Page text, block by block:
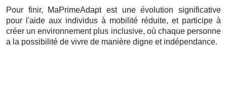
Pour finir, MaPrimeAdapt est une évolution significative
pour l'aide aux individus à mobilité réduite, et participe à
créer un environnement plus inclusive, où chaque personne
a la possibilité de vivre de manière digne et indépendance.